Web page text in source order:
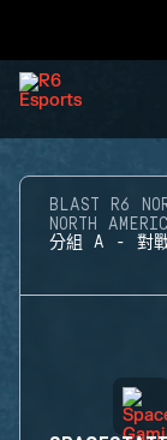
BLAST R6
NORTH
分組 A - 對